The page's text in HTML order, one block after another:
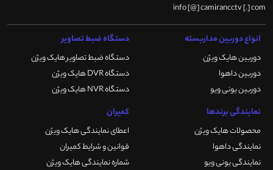
info [@] camirancctv [.] com
انواع دوربین مداربسته
دوربین هایک ویژن
دوربین داهوا
دوربین یونی ویو
دستگاه ضبط تصاویر
دستگاه ضبط تصاویر هایک ویژن
دستگاه DVR هایک ویژن
دستگاه NVR هایک ویژن
نمایندگی برندها
محصولات هایک ویژن
نمایندگی داهوا
نمایندگی یونی ویو
کمیران
اعطای نمایندگی هایک ویژن
قوانین و شرایط کمیران
شماره نمایندگی هایک ویژن